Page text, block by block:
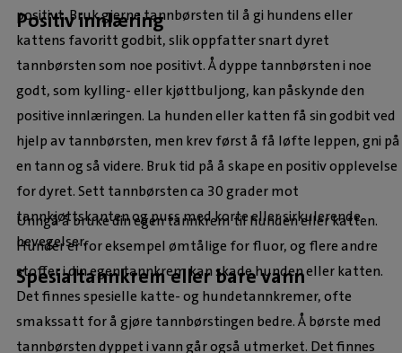
Positiv innlæring
positivt. Bruk gjerne tannbørsten til å gi hundens eller
kattens favoritt godbit, slik oppfatter snart dyret
tannbørsten som noe positivt. Å dyppe tannbørsten i noe
godt, som kylling- eller kjøttbuljong, kan påskynde den
positive innlæringen. La hunden eller katten få sin godbit ved
hjelp av tannbørsten, men krev først å få løfte leppen, gni på
en tann og så videre. Bruk tid på å skape en positiv opplevelse
for dyret. Sett tannbørsten ca 30 grader mot
tannkjøttskanten og puss med korte eller sirkulerende
bevegelser.
Spesialtannkrem eller bare vann
Unngå å bruke din egen tannkrem til hunden eller katten.
Hunder er for eksempel ømtålige for fluor, og flere andre
stoffer i din egen tannkrem kan skade hunden eller katten.
Det finnes spesielle katte- og hundetannkremer, ofte
smakssatt for å gjøre tannbørstingen bedre. Å børste med
tannbørsten dyppet i vann går også utmerket. Det finnes